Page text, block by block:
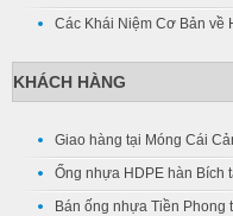
Các Khái Niệm Cơ Bản về
KHÁCH HÀNG
Giao hàng tại Móng Cái
Ống nhựa HDPE hàn Bích
Bán ống nhựa Tiền Phong